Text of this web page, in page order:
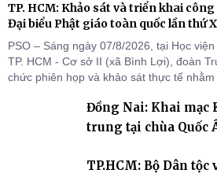
TP. HCM: Khảo sát và triển khai
Đại biểu Phật giáo toàn quốc lần thứ
PSO – Sáng ngày 07/8/2026, tại Học
TP. HCM - Cơ sở II (xã Bình Lợi), đoàn
chức phiên họp và khảo sát thực tế nhằm
Đồng Nai: Khai mạc
trung tại chùa Quốc
TP.HCM: Bộ Dân